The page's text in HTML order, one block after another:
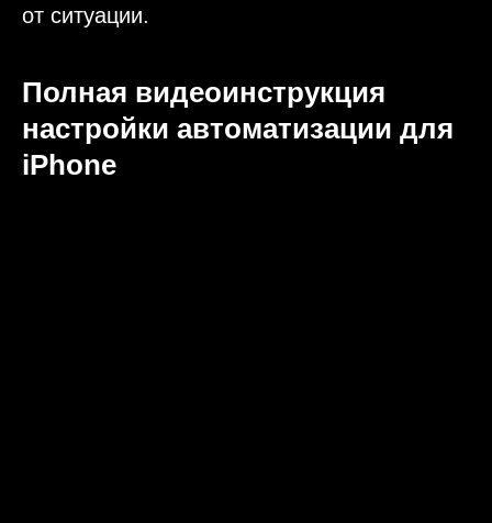
от ситуации.
Полная видеоинструкция
настройки автоматизации для
iPhone